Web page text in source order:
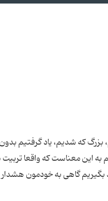
که شدیم، یاد گرفتیم
به این معناست که واقعا
بگیریم گاهی به خودمون